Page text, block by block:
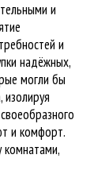
и
и
надёжных,
могли бы
и комфорт.
комнатами,